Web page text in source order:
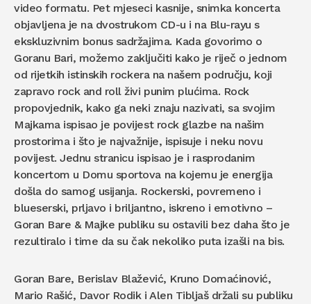
video formatu. Pet mjeseci kasnije, snimka koncerta
objavljena je na dvostrukom CD-u i na Blu-rayu s
ekskluzivnim bonus sadržajima. Kada govorimo o
Goranu Bari, možemo zaključiti kako je riječ o jednom
od rijetkih istinskih rockera na našem području, koji
zapravo rock and roll živi punim plućima. Rock
propovjednik, kako ga neki znaju nazivati, sa svojim
Majkama ispisao je povijest rock glazbe na našim
prostorima i što je najvažnije, ispisuje i neku novu
povijest. Jednu stranicu ispisao je i rasprodanim
koncertom u Domu sportova na kojemu je energija
došla do samog usijanja. Rockerski, povremeno i
blueserski, prljavo i briljantno, iskreno i emotivno –
Goran Bare & Majke publiku su ostavili bez daha što je
rezultiralo i time da su čak nekoliko puta izašli na bis.
Goran Bare, Berislav Blažević, Kruno Domaćinović,
Mario Rašić, Davor Rodik i Alen Tibljaš držali su publiku